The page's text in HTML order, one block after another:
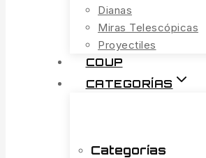
Dianas
Miras Telescópicas
Proyectiles
COUP
CATEGORÍAS
Categorías